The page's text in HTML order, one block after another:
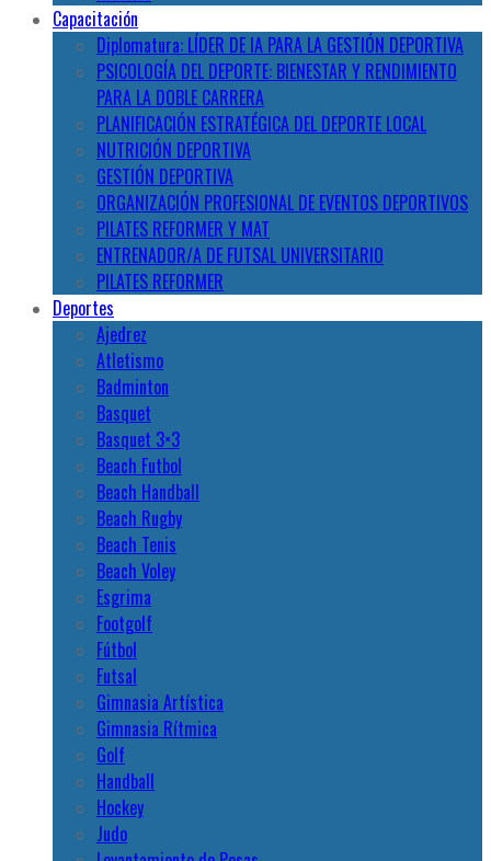
Capacitación
Diplomatura: LÍDER DE IA PARA LA GESTIÓN DEPORTIVA
PSICOLOGÍA DEL DEPORTE: BIENESTAR Y RENDIMIENTO
PARA LA DOBLE CARRERA
PLANIFICACIÓN ESTRATÉGICA DEL DEPORTE LOCAL
NUTRICIÓN DEPORTIVA
GESTIÓN DEPORTIVA
ORGANIZACIÓN PROFESIONAL DE EVENTOS DEPORTIVOS
PILATES REFORMER Y MAT
ENTRENADOR/A DE FUTSAL UNIVERSITARIO
PILATES REFORMER
Deportes
Ajedrez
Atletismo
Badminton
Basquet
Basquet 3×3
Beach Futbol
Beach Handball
Beach Rugby
Beach Tenis
Beach Voley
Esgrima
Footgolf
Fútbol
Futsal
Gimnasia Artística
Gimnasia Rítmica
Golf
Handball
Hockey
Judo